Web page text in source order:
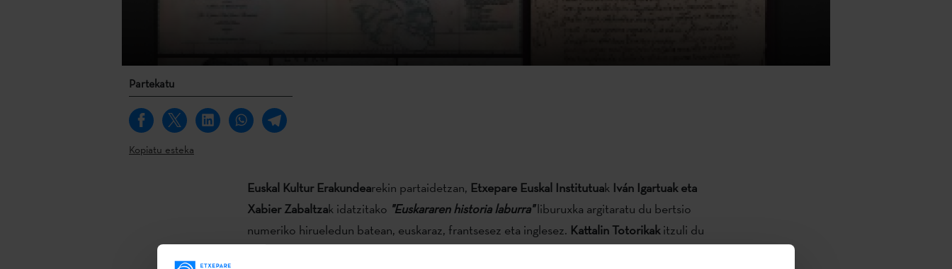
Partekatu
Kopiatu esteka
Euskal Kultur Erakundearekin partaidetzan, Etxepare Euskal Institutuak Iván Igartuak eta
Xabier Zabaltzak idatzitako "Euskararen historia laburra" liburuxka argitaratu du bertsio
numeriko hirueledun batean, euskaraz, frantsesez eta inglesez. Kattalin Totorikakitzuli du